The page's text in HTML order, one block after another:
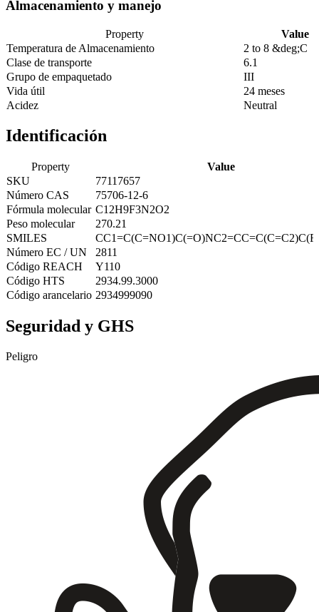
Almacenamiento y manejo
Property
Value
Temperatura de Almacenamiento
2 to 8 &deg;C
Clase de transporte
6.1
Grupo de empaquetado
III
Vida útil
24 meses
Acidez
Neutral
Identificación
Property
Value
SKU
77117657
Número CAS
75706-12-6
Fórmula molecular C12H9F3N2O2
Peso molecular
270.21
SMILES
Número EC / UN
2811
Código REACH
Y110
Código HTS
2934.99.3000
Código arancelario 2934999090
Seguridad y GHS
Peligro